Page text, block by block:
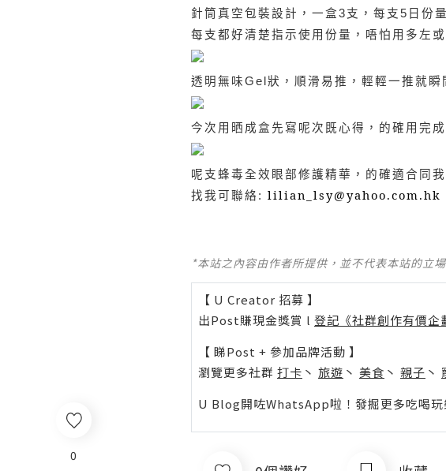
0
針筒真空包裝設計，一盒3支，每支5 日份
每支都好清楚指示使用份量，唔怕用多左
透明無味Gel 狀，順滑易推，輕輕一推就
今次用晒成盒先寫呢次既心得，的確用完
呢支蜂毒全效眼部修護精華，的確適合同
找我可聯絡: lilian_lsy@yahoo.com.hk
*本站之內容由作者所提供，並不代表本站的立
【 U Creator 招募 】
出Post賺現金獎賞 l 登記《社群創作有價企
【 睇Post + 參加品牌活動 】
瀏覽更多社群 打卡 丶 旅遊 丶 美食 丶 親子 丶
U Blog開咗WhatsApp啦！發掘更多吃喝玩